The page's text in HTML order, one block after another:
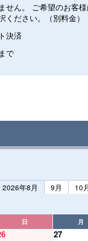
せん。 ご希望のお客
ください。（別料金）
決済
で
2026年8月
9月 10
日 月
27